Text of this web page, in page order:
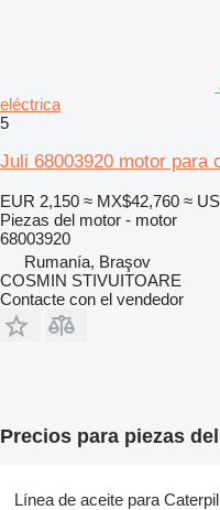
eléctrica
5
Juli 68003920 motor para
EUR 2,150 ≈ MX$42,760 ≈
Piezas del motor - motor
68003920
Rumanía, Braşov
COSMIN STIVUITOARE
Contacte con el vendedor
Precios para piezas
Línea de aceite para